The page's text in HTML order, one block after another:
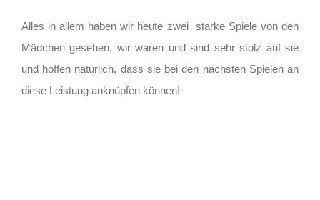
Alles in allem haben wir heute zwei starke Spiele von den
Mädchen gesehen, wir waren und sind sehr stolz auf sie
und hoffen natürlich, dass sie bei den nächsten Spielen an
diese Leistung anknüpfen können!